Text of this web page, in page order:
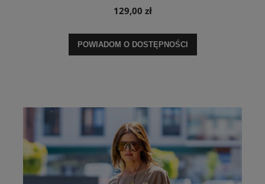
129,00 zł
POWIADOM O DOSTĘPNOŚCI